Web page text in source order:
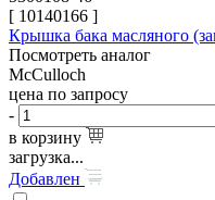
[ 10140166 ]
Крышка бака масляного
Посмотреть аналог
McCulloch
цена по запросу
-
в корзину
загрузка...
Добавлен